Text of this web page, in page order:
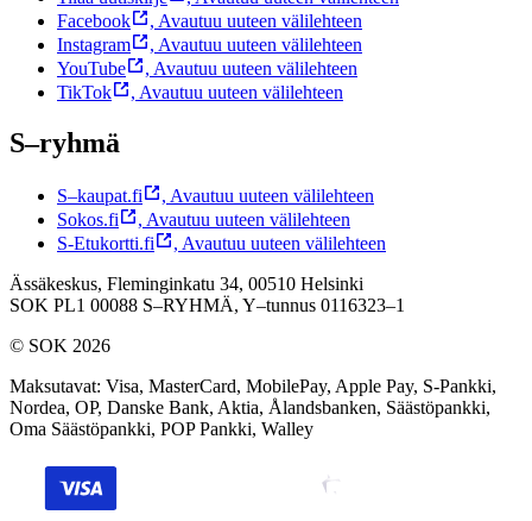
Facebook
, Avautuu uuteen välilehteen
Instagram
, Avautuu uuteen välilehteen
YouTube
, Avautuu uuteen välilehteen
TikTok
, Avautuu uuteen välilehteen
S–ryhmä
S–kaupat.fi , Avautuu uuteen välilehteen
Sokos.fi
, Avautuu uuteen välilehteen
S-Etukortti.fi
, Avautuu uuteen välilehteen
Ässäkeskus, Fleminginkatu 34, 00510 Helsinki
SOK PL1 00088 S–RYHMÄ, Y–tunnus 0116323–1
© SOK 2026
Maksutavat: Visa, MasterCard, MobilePay, Apple Pay, S-Pankki,
Nordea, OP, Danske Bank, Aktia, Ålandsbanken, Säästöpankki,
Oma Säästöpankki, POP Pankki, Walley